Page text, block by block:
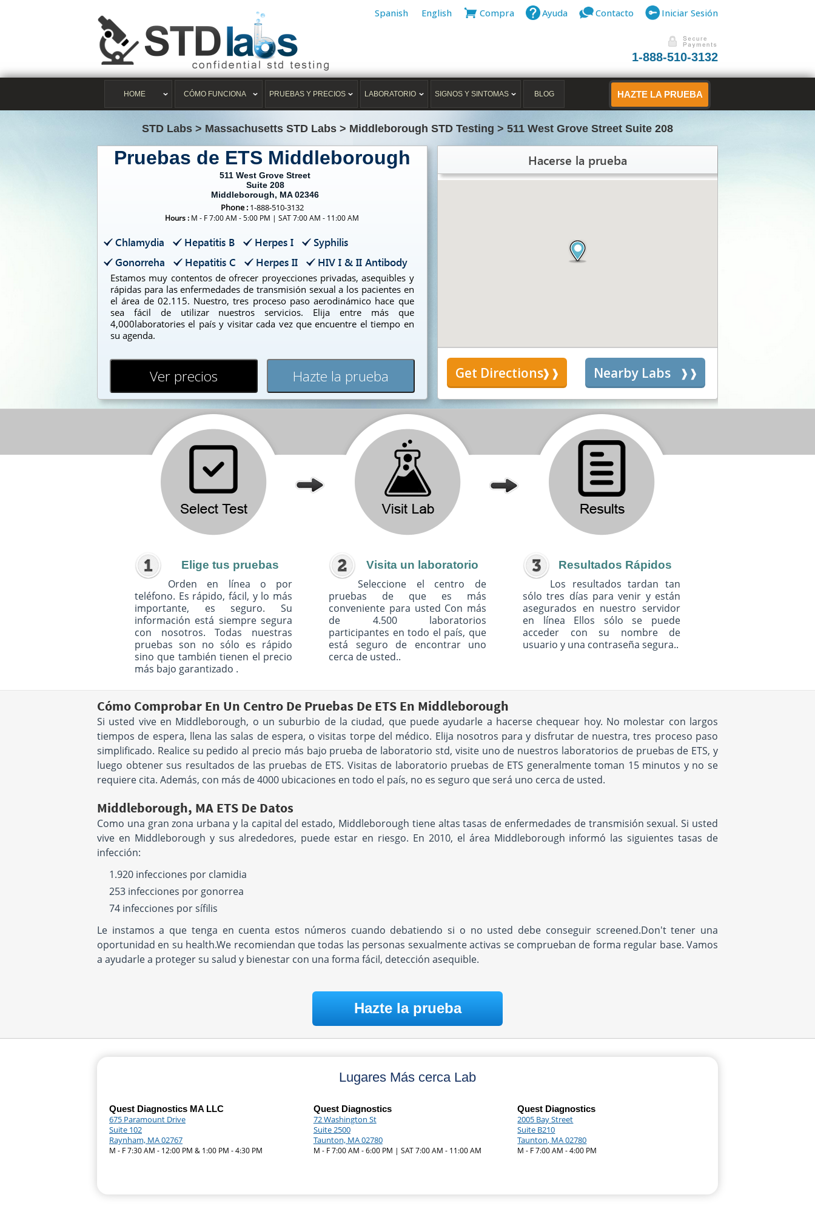
Spanish English Compra Ayuda Contacto Iniciar Sesión
1-888-510-3132
HOME CÓMO FUNCIONA PRUEBAS Y PRECIOS LABORATORIO SIGNOS Y SINTOMAS BLOG HAZTE LA PRUEBA
STD Labs > Massachusetts STD Labs > Middleborough STD Testing > 511 West Grove Street Suite 208
Pruebas de ETS Middleborough
511 West Grove Street
Suite 208
Middleborough, MA 02346
Phone : 1-888-510-3132
Hours : M - F 7:00 AM - 5:00 PM | SAT 7:00 AM - 11:00 AM
Chlamydia Hepatitis B Herpes I
Syphilis
Gonorreha
Hepatitis C Herpes II HIV I & II Antibody
Estamos muy contentos de ofrecer proyecciones privadas, asequibles y
rápidas para las enfermedades de transmisión sexual a los pacientes en
el área de 02.115. Nuestro, tres proceso paso aerodinámico hace que
sea fácil de utilizar nuestros servicios. Elija entre más que
4,000laboratories el país y visitar cada vez que encuentre el tiempo en
su agenda.
Ver precios Hazte la prueba
Hacerse la prueba
Get Directions Nearby Labs
Elige tus pruebas
Orden en línea o por
teléfono. Es rápido, fácil, y lo más
importante, es seguro. Su
información está siempre segura
con nosotros. Todas nuestras
pruebas son no sólo es rápido
sino que también tienen el precio
más bajo garantizado .
Visita un laboratorio
Seleccione el centro de
pruebas de que es más
conveniente para usted Con más
de 4.500 laboratorios
participantes en todo el país, que
está seguro de encontrar uno
cerca de usted..
Resultados Rápidos
Los resultados tardan tan
sólo tres días para venir y están
asegurados en nuestro servidor
en línea Ellos sólo se puede
acceder con su nombre de
usuario y una contraseña segura..
Cómo Comprobar En Un Centro De Pruebas De ETS En Middleborough
Si usted vive en Middleborough, o un suburbio de la ciudad, que puede ayudarle a hacerse chequear hoy. No molestar con largos
tiempos de espera, llena las salas de espera, o visitas torpe del médico. Elija nosotros para y disfrutar de nuestra, tres proceso paso
simplificado. Realice su pedido al precio más bajo prueba de laboratorio std, visite uno de nuestros laboratorios de pruebas de ETS, y
luego obtener sus resultados de las pruebas de ETS. Visitas de laboratorio pruebas de ETS generalmente toman 15 minutos y no se
requiere cita. Además, con más de 4000 ubicaciones en todo el país, no es seguro que será uno cerca de usted.
Middleborough, MA ETS De Datos
Como una gran zona urbana y la capital del estado, Middleborough tiene altas tasas de enfermedades de transmisión sexual. Si usted
vive en Middleborough y sus alrededores, puede estar en riesgo. En 2010, el área Middleborough informó las siguientes tasas de
infección:
1.920 infecciones por clamidia
253 infecciones por gonorrea
74 infecciones por sífilis
Le instamos a que tenga en cuenta estos números cuando debatiendo si o no usted debe conseguir screened.Don't tener una
oportunidad en su health.We recomiendan que todas las personas sexualmente activas se comprueban de forma regular base. Vamos
a ayudarle a proteger su salud y bienestar con una forma fácil, detección asequible.
Hazte la prueba
Lugares Más cerca Lab
Quest Diagnostics MA LLC
675 Paramount Drive
Suite 102
Raynham, MA 02767
M - F 7:30 AM - 12:00 PM & 1:00 PM - 4:30 PM
Quest Diagnostics
72 Washington St
Suite 2500
Taunton, MA 02780
M - F 7:00 AM - 6:00 PM | SAT 7:00 AM - 11:00 AM
Quest Diagnostics
2005 Bay Street
Suite B210
Taunton, MA 02780
M - F 7:00 AM - 4:00 PM